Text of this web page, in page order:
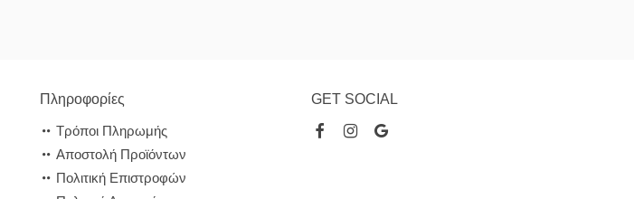
Πληροφορίες
Τρόποι Πληρωμής
Αποστολή Προϊόντων
Πολιτική Επιστροφών
GET SOCIAL